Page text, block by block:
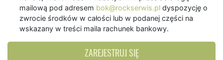
mailową pod adresem bok@rockserwis.pl dyspozycję o
zwrocie środków w całości lub w podanej części na
wskazany w treści maila rachunek bankowy.
ZAREJESTRUJ SIĘ